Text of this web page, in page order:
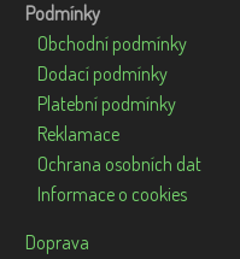
Podmínky
Obchodní podmínky
Dodací podmínky
Platební podmínky
Reklamace
Ochrana osobních dat
Informace o cookies
Doprava